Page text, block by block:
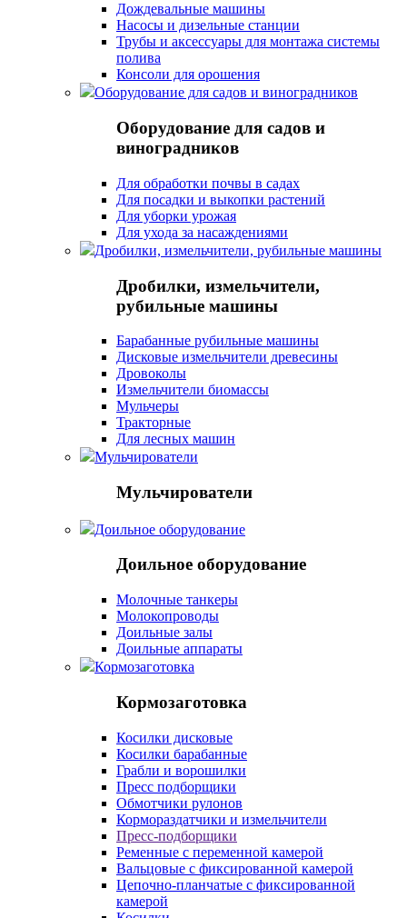
Дождевальные машины
Насосы и дизельные станции
Трубы и аксессуары для монтажа системы
полива
Консоли для орошения
Оборудование для садов и виноградников
Оборудование для садов и
виноградников
Для обработки почвы в садах
Для посадки и выкопки растений
Для уборки урожая
Для ухода за насаждениями
Дробилки, измельчители, рубильные машины
Дробилки, измельчители,
рубильные машины
Барабанные рубильные машины
Дисковые измельчители древесины
Дровоколы
Измельчители биомассы
Мульчеры
Тракторные
Для лесных машин
Мульчирователи
Мульчирователи
Доильное оборудование
Доильное оборудование
Молочные танкеры
Молокопроводы
Доильные залы
Доильные аппараты
Кормозаготовка
Кормозаготовка
Косилки дисковые
Косилки барабанные
Грабли и ворошилки
Пресс подборщики
Обмотчики рулонов
Кормораздатчики и измельчители
Пресс-подборщики
Ременные с переменной камерой
Вальцовые с фиксированной камерой
Цепочно-планчатые с фиксированной
камерой